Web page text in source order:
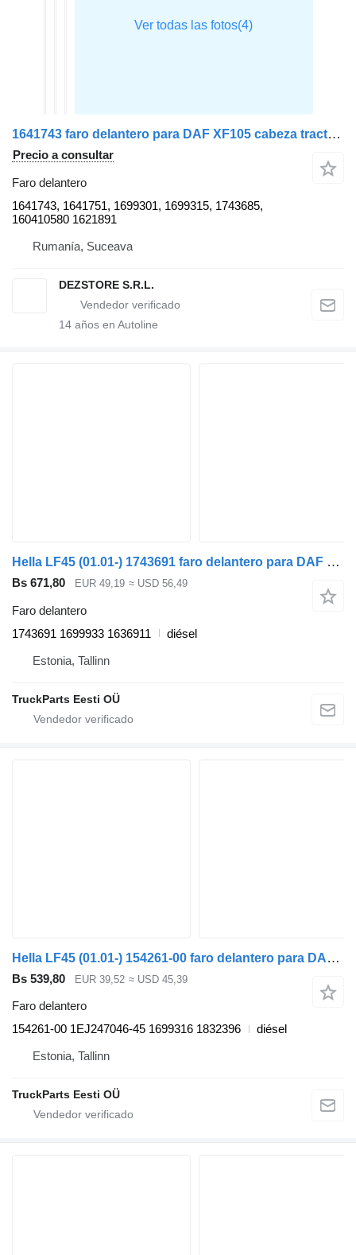
1641743 faro delantero para DAF XF105 cabeza tractora
Precio a consultar
Faro delantero
1641743, 1641751, 1699301, 1699315, 1743685,
160410580 1621891
Rumanía, Suceava
DEZSTORE S.R.L.
14 años en Autoline
Hella LF45 (01.01-) 1743691 faro delantero para DAF LF45, LF55, LF180, CF65, CF75, CF85 (2001-) cabeza tractora
Bs 671,80 EUR 49,19 ≈ USD 56,49
Faro delantero
1743691 1699933 1636911
diésel
Estonia, Tallinn
TruckParts Eesti OÜ
Hella LF45 (01.01-) 154261-00 faro delantero para DAF LF45, LF55, LF180, CF65, CF75, CF85 (2001-) cabeza tractora
Bs 539,80 EUR 39,52 ≈ USD 45,39
Faro delantero
154261-00 1EJ247046-45 1699316 1832396
diésel
Estonia, Tallinn
TruckParts Eesti OÜ